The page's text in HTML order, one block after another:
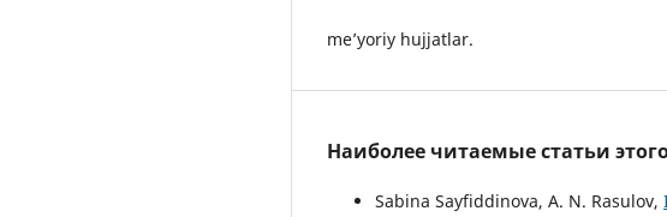
me’yoriy hujjatlar.
Наиболее читаемые статьи
Sabina Sayfiddinova, A. N. Rasulov,